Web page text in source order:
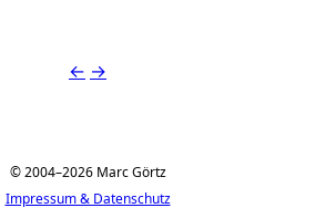
← →
© 2004–2026 Marc Görtz
Impressum & Datenschutz